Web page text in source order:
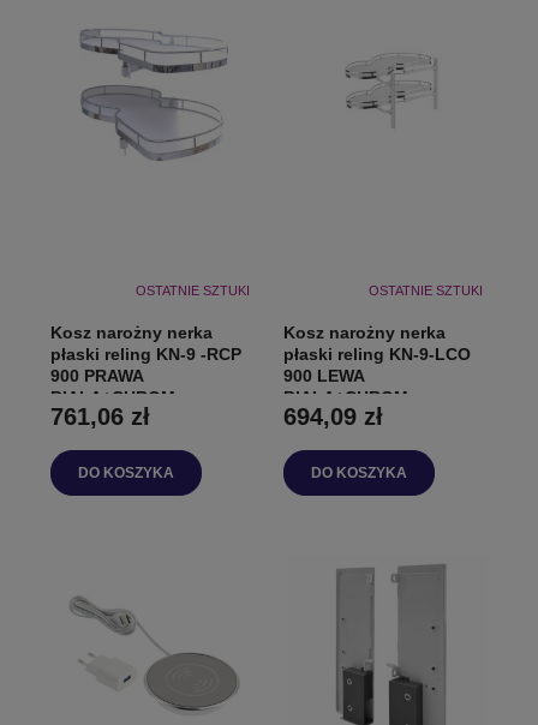
OSTATNIE SZTUKI
Kosz narożny nerka
płaski reling KN-9 -RCP
900 PRAWA
BIAŁA+CHROM
761,06 zł
DO KOSZYKA
OSTATNIE SZTUKI
Kosz narożny nerka
płaski reling KN-9-LCO
900 LEWA
BIAŁA+CHROM
694,09 zł
DO KOSZYKA